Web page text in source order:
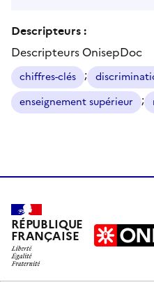
Descripteurs :
Descripteurs OnisepDoc
chiffres-clés ;
enseignement supérieur ;
RÉPUBLIQUE
FRANÇAISE